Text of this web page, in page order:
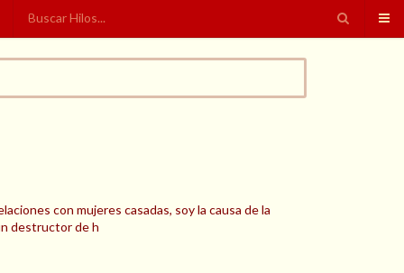
con mujeres casadas, soy la causa de la
destructor de h